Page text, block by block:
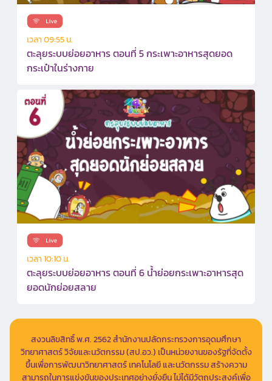
เวลา 09:55 น.
ตะลุยระบบย่อยอาหาร ตอนที่ 5 กระเพาะอาหารสุดยอด
กระเป๋าในร่างกาย
เวลา 10:10 น.
ตะลุยระบบย่อยอาหาร ตอนที่ 6 น้ำย่อยกระเพาะอาหารสุด
ยอดนักย่อยสลาย
สงวนลิขสิทธิ์ พ.ศ. 2562 สำนักงานปลัดกระทรวงการอุดมศึกษา
วิทยาศาสตร์ วิจัยและนวัตกรรม (สป.อว.) เป็นหน่วยงานของรัฐที่จัดตั้ง
ขึ้นเพื่อการพัฒนาวิทยาศาสตร์ เทคโนโลยี และนวัตกรรม สร้างความ
สามารถในการแข่งขันของประเทศอย่างยั่งยืน ไม่ได้มีวัตถุประสงค์เพื่อ